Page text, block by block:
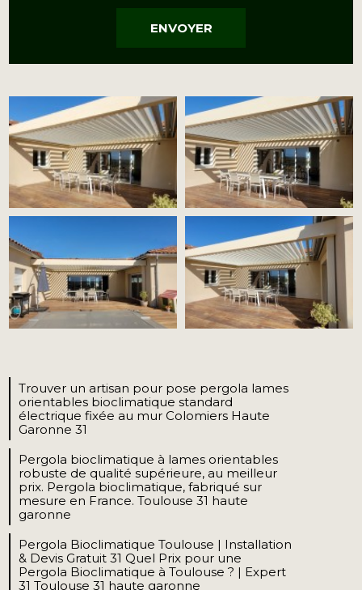
Trouver un artisan pour pose pergola lames
orientables bioclimatique standard
électrique fixée au mur Colomiers Haute
Garonne 31
Pergola bioclimatique à lames orientables
robuste de qualité supérieure, au meilleur
prix. Pergola bioclimatique, fabriqué sur
mesure en France. Toulouse 31 haute
garonne
Pergola Bioclimatique Toulouse | Installation
& Devis Gratuit 31 Quel Prix pour une
Pergola Bioclimatique à Toulouse ? | Expert
31 Toulouse 31 haute garonne